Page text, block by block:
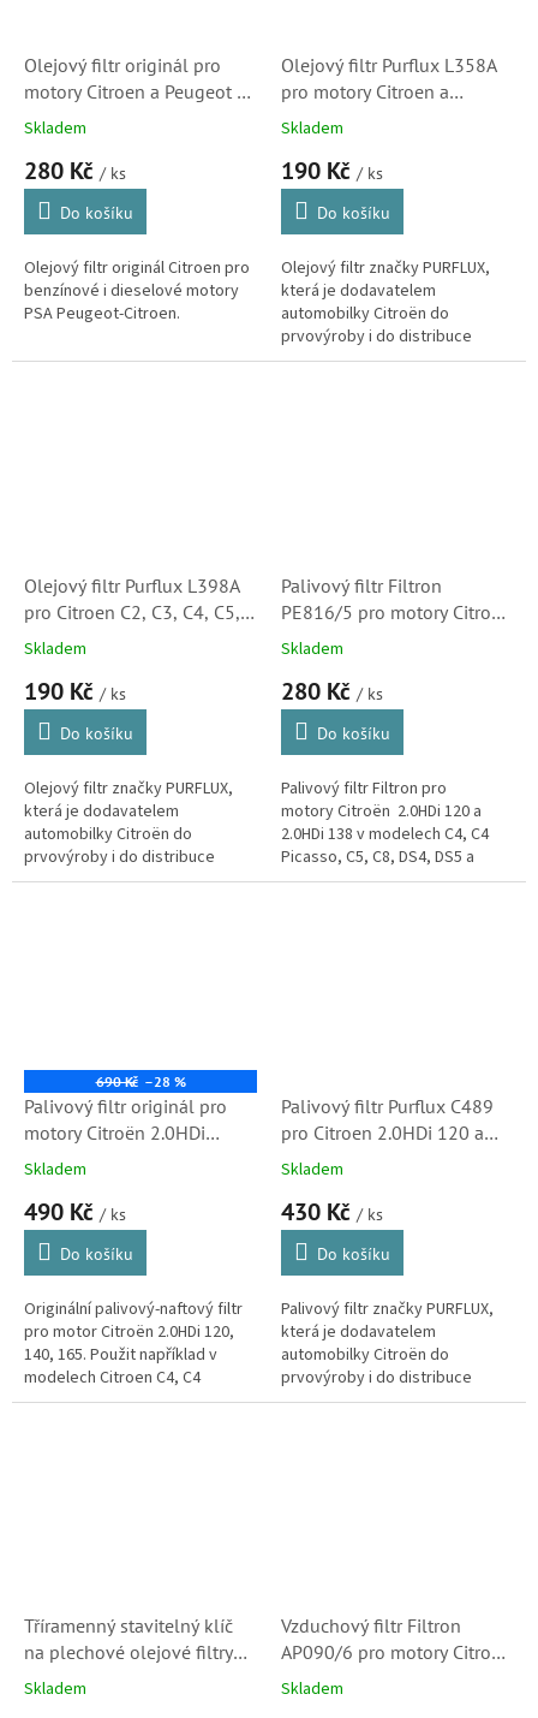
Olejový filtr originál pro
motory Citroen a Peugeot -
9818914980 (9467521180)
Skladem
280 Kč / ks
Do košíku
Olejový filtr originál Citroen pro
benzínové i dieselové motory
PSA Peugeot-Citroen.
Olejový filtr Purflux L358A
pro motory Citroen a
Peugeot (9818914980,
Skladem
190 Kč / ks
Do košíku
Olejový filtr značky PURFLUX,
která je dodavatelem
automobilky Citroën do
prvovýroby i do distribuce
originálních náhradních dílů. Pro
Olejový filtr Purflux L398A
pro Citroen C2, C3, C4, C5,
C8, Berlingo, C4 Picasso,
(9818914980)
Skladem
190 Kč / ks
Do košíku
Olejový filtr značky PURFLUX,
která je dodavatelem
automobilky Citroën do
prvovýroby i do distribuce
originálních náhradních dílů.
Palivový filtr Filtron
PE816/5 pro motory Citroën
2.0HDi (1906C0)
Skladem
280 Kč / ks
Do košíku
Palivový filtr Filtron pro
motory Citroën 2.0HDi 120 a
2.0HDi 138 v modelech C4, C4
Picasso, C5, C8, DS4, DS5 a
Jumpy.
690 Kč –28 %
Palivový filtr originál pro
motory Citroën 2.0HDi
(1906C0, 9467621680) S2
Skladem
490 Kč / ks
Do košíku
Originální palivový-naftový filtr
pro motor Citroën 2.0HDi 120,
140, 165. Použit například v
modelech Citroen C4, C4
Picasso první generace, C5
Palivový filtr Purflux C489
pro Citroen 2.0HDi 120 a
2.0HDi 138 (1906C0,
Skladem
430 Kč / ks
Do košíku
Palivový filtr značky PURFLUX,
která je dodavatelem
automobilky Citroën do
prvovýroby i do distribuce
originálních náhradních dílů.
Tříramenný stavitelný klíč
na plechové olejové filtry
Skladem
Vzduchový filtr Filtron
AP090/6 pro motory Citroen
2.0 HDi v modelech C8 a
Skladem